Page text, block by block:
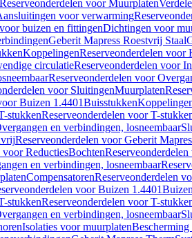
Reserveonderdelen voor Muurplaten
voor verwarming
buizen en fittingenDichtingen voor
Geberit Mapress Roestvrij Staal
KoppelingenReserveonderdelen voor
circulatieReserveonderdelen voor
Reserveonderdelen voor
voor SluitingenMuurplaten
Buizen 1.4401Buisstukken
stukkenReserveonderdelen voor T-
en verbindingen, losneembaar
Reserveonderdelen voor Geberit
voor ReductiesBochten
en verbindingen, losneembaar
CompensatorenReserveonderdelen
voor Buizen 1.4401
stukkenReserveonderdelen voor T-
en verbindingen, losneembaar
Isolaties voor muurplaten